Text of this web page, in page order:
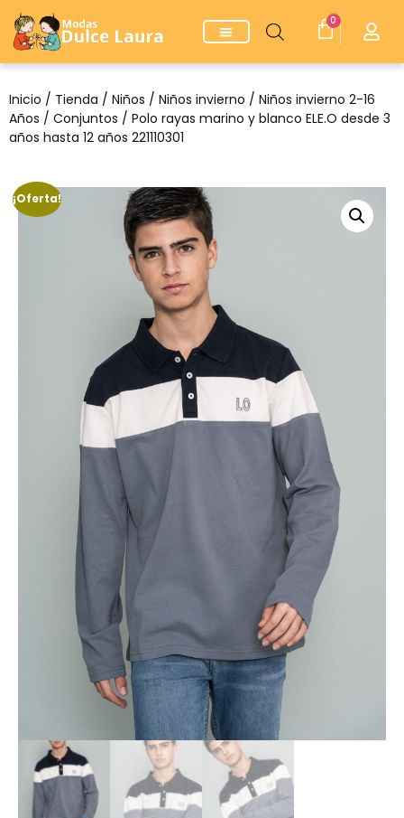
0
Inicio / Tienda / Niños / Niños invierno / Niños invierno 2-16
Años / Conjuntos / Polo rayas marino y blanco ELE.O desde 3
años hasta 12 años 221110301
¡Oferta!